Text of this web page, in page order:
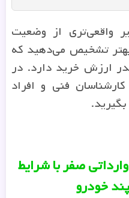
واقعی‌تری از وضعیت
تشخیص می‌دهید که
ارزش خرید دارد. در
فنی و افراد
صفر با شرایط
خودرو